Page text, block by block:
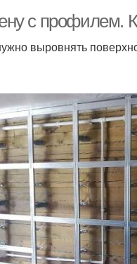
с профилем.
выровнять